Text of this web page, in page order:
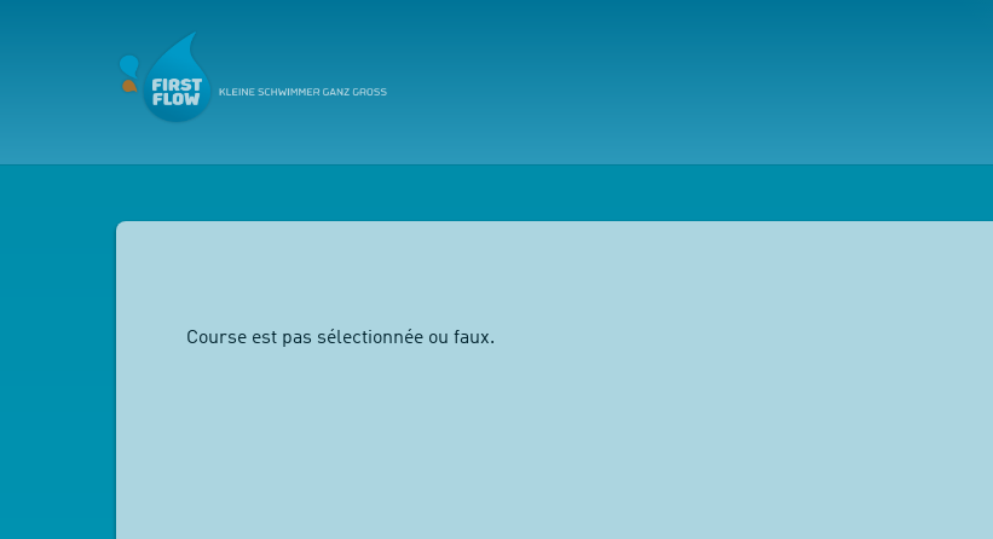
Course est pas sélectionnée ou faux.